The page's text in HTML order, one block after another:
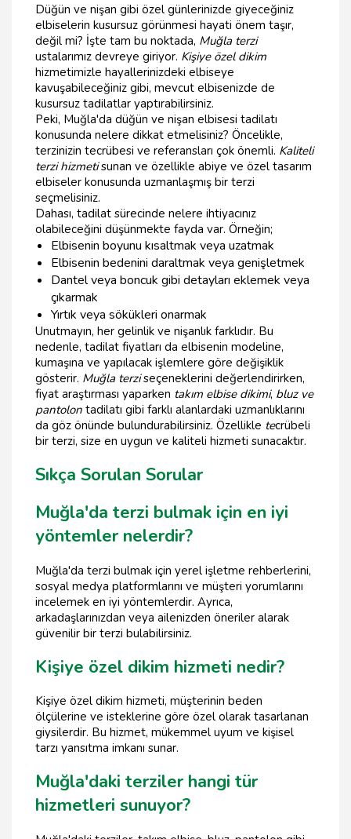
Düğün ve nişan gibi özel günlerinizde giyeceğiniz
elbiselerin kusursuz görünmesi hayati önem taşır,
değil mi? İşte tam bu noktada, Muğla terzi
ustalarımız devreye giriyor. Kişiye özel dikim
hizmetimizle hayallerinizdeki elbiseye
kavuşabileceğiniz gibi, mevcut elbisenizde de
kusursuz tadilatlar yaptırabilirsiniz.
Peki, Muğla'da düğün ve nişan elbisesi tadilatı
konusunda nelere dikkat etmelisiniz? Öncelikle,
terzinizin tecrübesi ve referansları çok önemli. Kaliteli
terzi hizmetisunan ve özellikle abiye ve özel tasarım
elbiseler konusunda uzmanlaşmış bir terzi
seçmelisiniz.
Dahası, tadilat sürecinde nelere ihtiyacınız
olabileceğini düşünmekte fayda var. Örneğin;
Elbisenin boyunu kısaltmak veya uzatmak
Elbisenin bedenini daraltmak veya genişletmek
Dantel veya boncuk gibi detayları eklemek veya
çıkarmak
Yırtık veya sökükleri onarmak
Unutmayın, her gelinlik ve nişanlık farklıdır. Bu
nedenle, tadilat fiyatları da elbisenin modeline,
kumaşına ve yapılacak işlemlere göre değişiklik
gösterir. Muğla terziseçeneklerini değerlendirirken,
fiyat araştırması yaparken takım elbise dikimi, bluz ve
pantolon tadilatı gibi farklı alanlardaki uzmanlıklarını
da göz önünde bulundurabilirsiniz. Özellikle tecrübeli
bir terzi, size en uygun ve kaliteli hizmeti sunacaktır.
Sıkça Sorulan Sorular
Muğla'da terzi bulmak için en iyi
yöntemler nelerdir?
Muğla'da terzi bulmak için yerel işletme rehberlerini,
sosyal medya platformlarını ve müşteri yorumlarını
incelemek en iyi yöntemlerdir. Ayrıca,
arkadaşlarınızdan veya ailenizden öneriler alarak
güvenilir bir terzi bulabilirsiniz.
Kişiye özel dikim hizmeti nedir?
Kişiye özel dikim hizmeti, müşterinin beden
ölçülerine ve isteklerine göre özel olarak tasarlanan
giysilerdir. Bu hizmet, mükemmel uyum ve kişisel
tarzı yansıtma imkanı sunar.
Muğla'daki terziler hangi tür
hizmetleri sunuyor?